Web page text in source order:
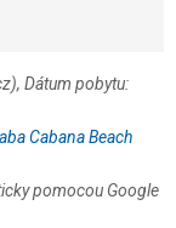
Dátum pobytu:
Cabana Beach
pomocou Google